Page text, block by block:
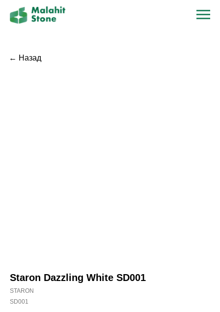
← Назад
Staron Dazzling White SD001
STARON
SD001